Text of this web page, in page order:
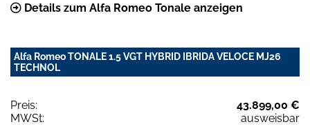
Details zum Alfa Romeo Tonale anzeigen
Alfa Romeo TONALE 1.5 VGT HYBRID IBRIDA VELOCE MJ26
TECHNOL
Preis:
43.899,00 €
MWSt:
ausweisbar